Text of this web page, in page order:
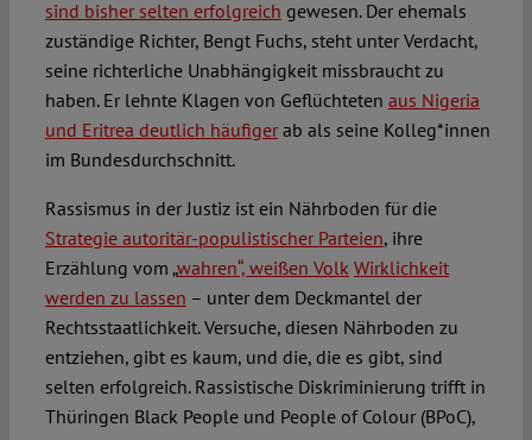
sind bisher selten erfolgreich gewesen. Der ehemals
zuständige Richter, Bengt Fuchs, steht unter Verdacht,
seine richterliche Unabhängigkeit missbraucht zu
haben. Er lehnte Klagen von Geflüchteten aus Nigeria
und Eritrea deutlich häufigerab als seine Kolleg*innen
im Bundesdurchschnitt.
Rassismus in der Justiz ist ein Nährboden für die
Strategie autoritär-populistischer Parteien, ihre
Erzählung vom „wahren“, weißen Volk Wirklichkeit
werden zu lassen – unter dem Deckmantel der
Rechtsstaatlichkeit. Versuche, diesen Nährboden zu
entziehen, gibt es kaum, und die, die es gibt, sind
selten erfolgreich. Rassistische Diskriminierung trifft in
Thüringen Black People und People of Colour (BPoC),